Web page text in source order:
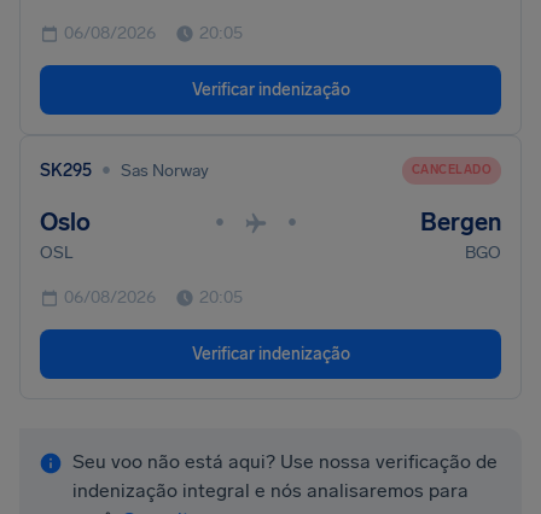
06/08/2026 20:05
Verificar indenização
SK295 • Sas Norway CANCELADO
Oslo • • Bergen
OSL BGO
06/08/2026 20:05
Verificar indenização
Seu voo não está aqui? Use nossa verificação de
indenização integral e nós analisaremos para